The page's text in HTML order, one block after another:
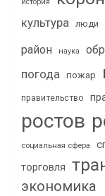
история
культура люди
район
наука
погода пожар
правительство
ростов
социальная сфера
торговля
экономика